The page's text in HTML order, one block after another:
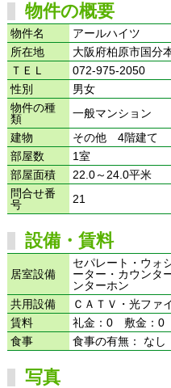
物件の概要
物件名
アールハイツ
所在地
大阪府柏原市国分
ＴＥＬ
072-975-2050
性別
男女
物件の種
類
一般マンション
建物
その他 4階建て
部屋数
1室
部屋面積
22.0～24.0平米
問合せ番
号
21
設備・賃料
居室設備
セパレート・ウォ
ーター・カウンタ
ンターホン
共用設備
ＣＡＴＶ・光ファ
賃料
礼金：0 敷金：0
食事
食事の有無： なし
写真